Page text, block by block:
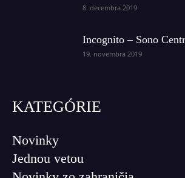
8. decembra 2019
Incognito – Sono
19. novembra 2019
KATEGÓRIE
Novinky
Jednou vetou